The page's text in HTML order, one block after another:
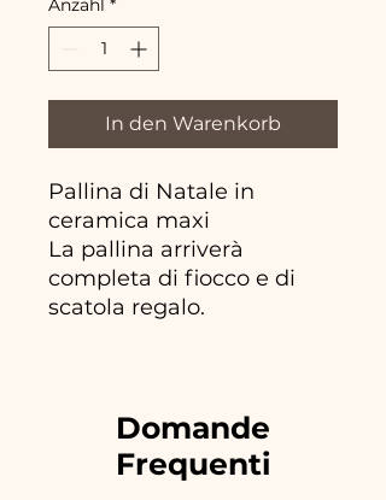
Anzahl *
In den Warenkorb
Pallina di Natale in
ceramica maxi
La pallina arriverà
completa di fiocco e di
scatola regalo.
Domande
Frequenti